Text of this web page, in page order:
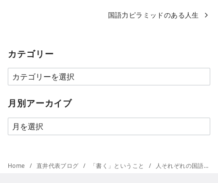
国語力ピラミッドのある人生
カテゴリー
カ
テ
ゴ
ー
月別アーカイブ
月
別
ー
Home 直井代表ブログ 「書く」ということ 人それぞれの国語力ピラミッド